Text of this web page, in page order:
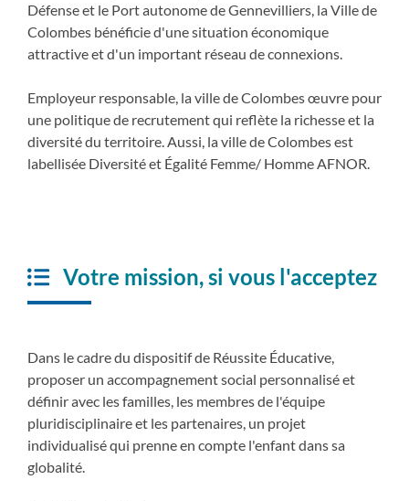
Défense et le Port autonome de Gennevilliers, la Ville de
Colombes bénéficie d'une situation économique
attractive et d'un important réseau de connexions.
Employeur responsable, la ville de Colombes œuvre pour
une politique de recrutement qui reflète la richesse et la
diversité du territoire. Aussi, la ville de Colombes est
labellisée Diversité et Égalité Femme/ Homme AFNOR.
Votre mission, si vous l'acceptez
Dans le cadre du dispositif de Réussite Éducative,
proposer un accompagnement social personnalisé et
définir avec les familles, les membres de l'équipe
pluridisciplinaire et les partenaires, un projet
individualisé qui prenne en compte l'enfant dans sa
globalité.